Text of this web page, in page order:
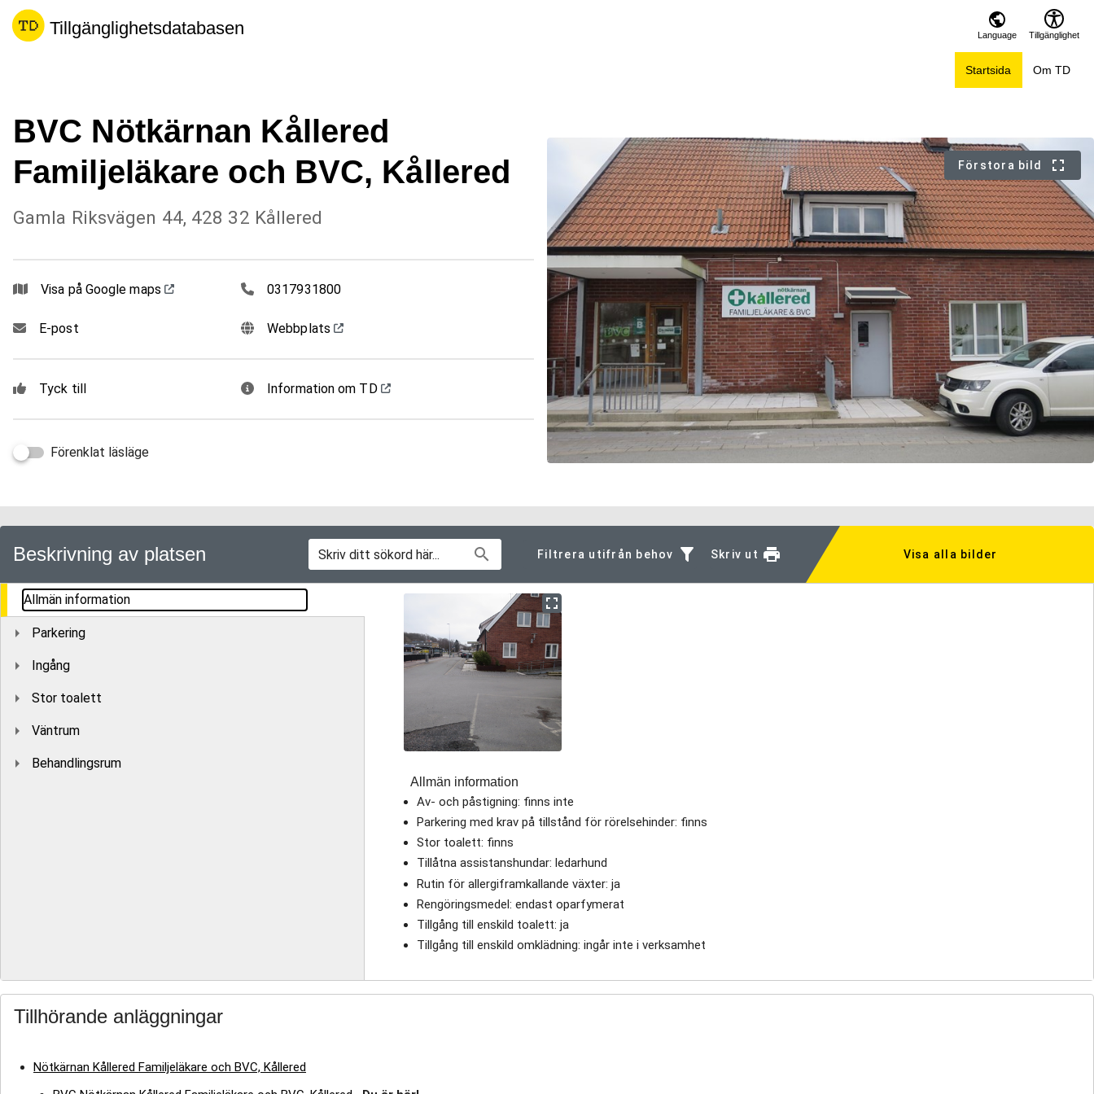
Tillgänglighetsdatabasen Language Tillgänglighet
Startsida Om TD
BVC Nötkärnan Kållered
Familjeläkare och BVC, Kållered
Gamla Riksvägen 44, 428 32 Kållered
Visa på Google maps 0317931800
0317931800
E-post Webbplats
Tyck till Information om TD
Förenklat läsläge
Förstora bild
Beskrivning av platsen Filtrera utifrån behov Skriv ut Visa alla bilder
Allmän information
Parkering
Ingång
Stor toalett
Väntrum
Behandlingsrum
Allmän information
Allmän information
Av- och påstigning: finns inte
Parkering med krav på tillstånd för rörelsehinder: finns
Stor toalett: finns
Tillåtna assistanshundar: ledarhund
Rutin för allergiframkallande växter: ja
Rengöringsmedel: endast oparfymerat
Tillgång till enskild toalett: ja
Tillgång till enskild omklädning: ingår inte i verksamhet
Tillhörande anläggningar
Nötkärnan Kållered Familjeläkare och BVC, Kållered